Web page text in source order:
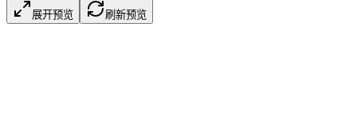
展开预览 刷新预览